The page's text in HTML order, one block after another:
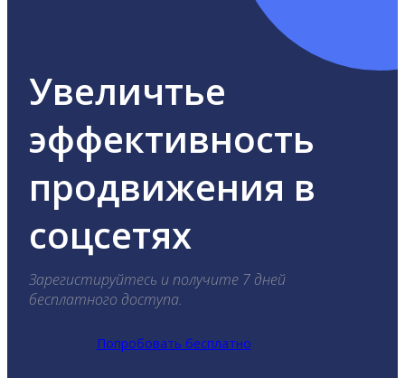
Увеличтье
эффективность
продвижения в
соцсетях
Зарегистируйтесь и получите 7 дней
бесплатного доступа.
Попробовать бесплатно